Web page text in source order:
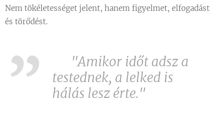
Nem tökéletességet jelent, hanem figyelmet, elfogadást
és törődést.
"Amikor időt adsz a
testednek, a lelked is
hálás lesz érte."